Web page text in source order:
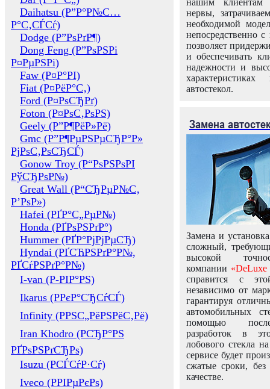
Daihatsu (Р”Р°Р№С…
Р°С‚СЃСѓ)
Dodge (Р”РѕРґР¶)
Dong Feng (Р”РѕРЅРі
Р¤РµРЅРі)
Faw (Р¤Р°РІ)
Fiat (Р¤РёР°С‚)
Ford (Р¤РѕСЂРґ)
Foton (Р¤РѕС‚РѕРЅ)
Geely (Р”Р¶РёР»Рё)
Gmc (Р”Р¶РµРЅРµСЂР°Р»
РјРѕС‚РѕСЂСЃ)
Gonow Troy (Р“РѕРЅРѕРІ
РўСЂРѕР№)
Great Wall (Р“СЂРµР№С‚
Р’РѕР»)
Hafei (РҐР°С„РµР№)
Honda (РҐРѕРЅРґР°)
Hummer (РҐР°РјРјРµСЂ)
Hyndai (РҐСЋРЅРґР°Р№,
РҐСѓРЅРґР°Р№)
I-van (Р-РІР°РЅ)
Ikarus (РРєР°СЂСѓСЃ)
Infinity (РРЅС„РёРЅРёС‚Рё)
Iran Khodro (РСЂР°РЅ
РҐРѕРЅРґСЂРѕ)
Isuzu (РСЃСѓР·Сѓ)
Iveco (РРІРµРєРѕ)
нашим клиентам
нервы,
необходимой
непосредственно
позволяет
и обеспечивать
надежности и
автостекол.
Замена
Замена и
сложный,
высокой
компании «DeLuxe
справится с
независимо от
гарантируя
автомобильных
помощью
разработок в
лобового стекла
сервисе будет
сжатые сроки,
качестве.